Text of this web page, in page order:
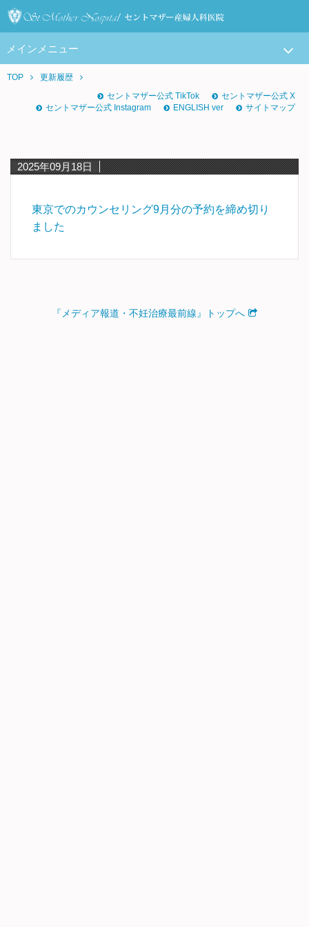
メインメニュー
TOP
更新履歴
セントマザー公式 TikTok
セントマザー公式 X
セントマザー公式 Instagram
ENGLISH ver サイトマップ
2025年09月18日
東京でのカウンセリング9月分の予約を締め切り
ました
『メディア報道・不妊治療最前線』トップへ